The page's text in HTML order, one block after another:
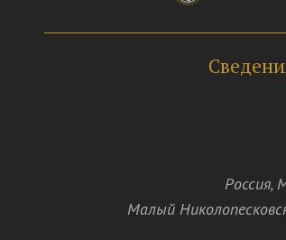
Россия,
Малый